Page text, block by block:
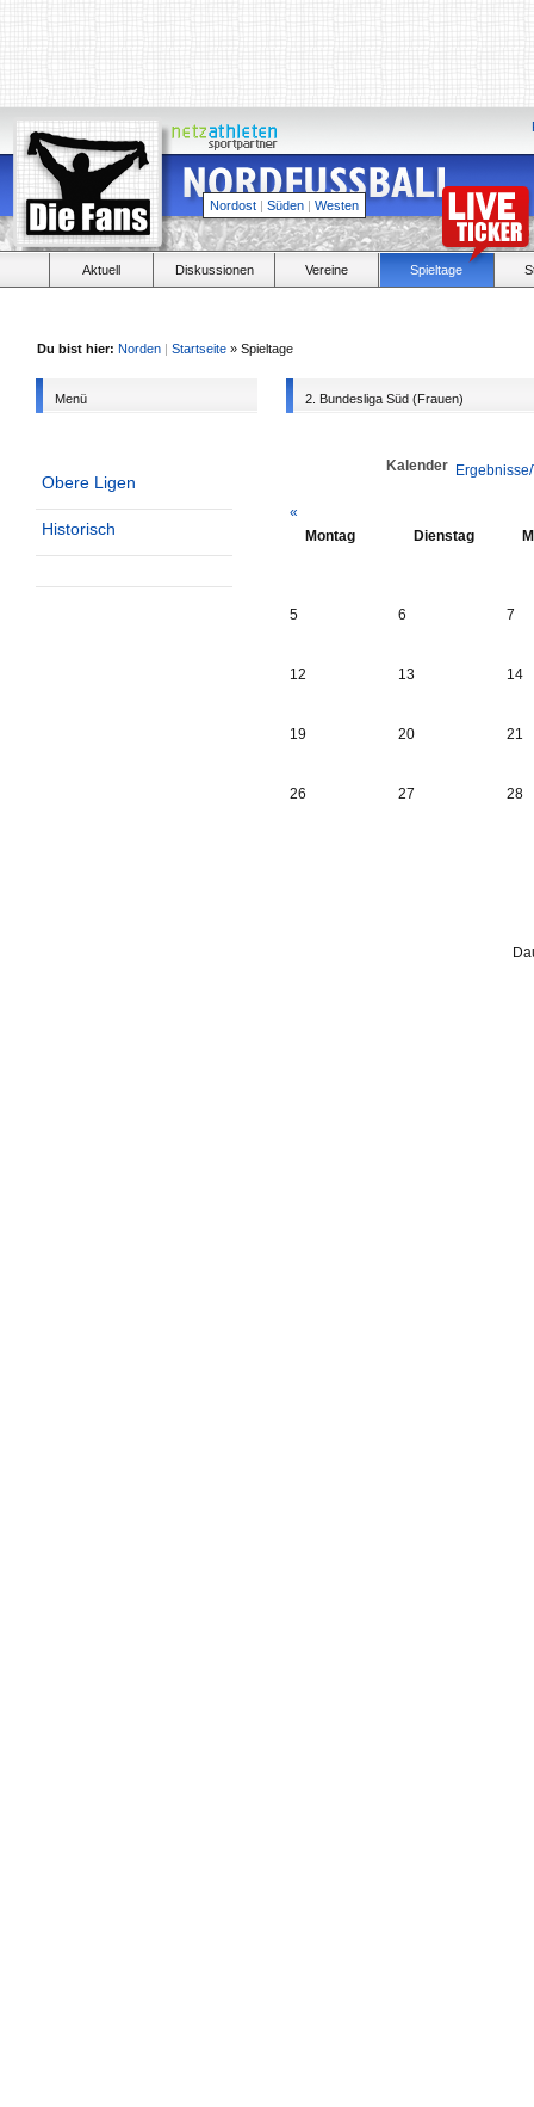
Nordost | Süden | Westen
Aktuell Diskussionen Vereine Spieltage
Du bist hier: Norden | Startseite » Spieltage
Menü
Obere Ligen
Historisch
2. Bundesliga Süd (Frauen)
Kalender
«
Montag
Dienstag
5 6 7
12 13 14
19 20 21
26 27 28